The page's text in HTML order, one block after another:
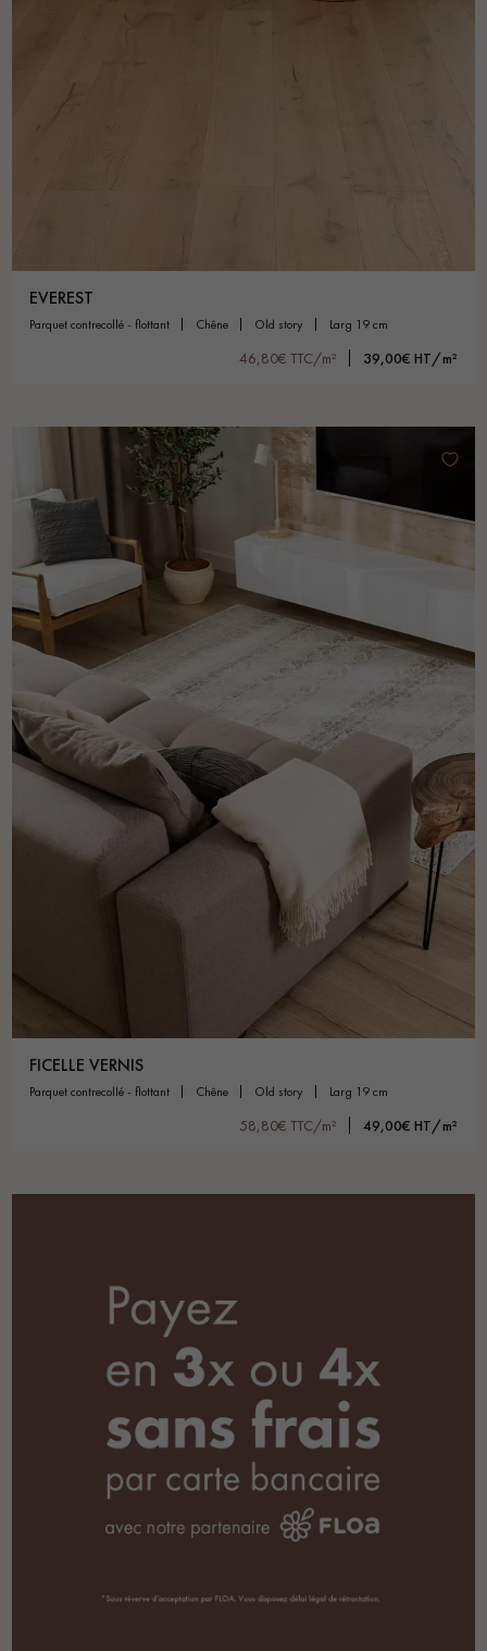
EVEREST
parquet contrecollé - flottant chêne old story larg 19 cm
46,80€ TTC/m² 39,00€ HT/m²
FICELLE VERNIS
parquet contrecollé - flottant chêne old story larg 19 cm
58,80€ TTC/m² 49,00€ HT/m²